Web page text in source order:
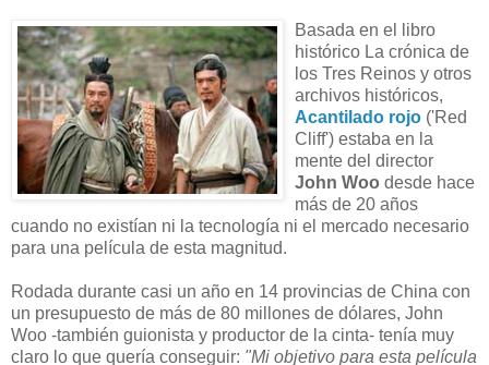
Basada en el libro
histórico La crónica de
los Tres Reinos y otros
archivos históricos,
Acantilado rojo ('Red
Cliff') estaba en la
mente del director
John Woo desde hace
más de 20 años
cuando no existían ni la tecnología ni el mercado necesario
para una película de esta magnitud.
Rodada durante casi un año en 14 provincias de China con
un presupuesto de más de 80 millones de dólares, John
Woo -también guionista y productor de la cinta- tenía muy
claro lo que quería conseguir: "Mi objetivo para esta película